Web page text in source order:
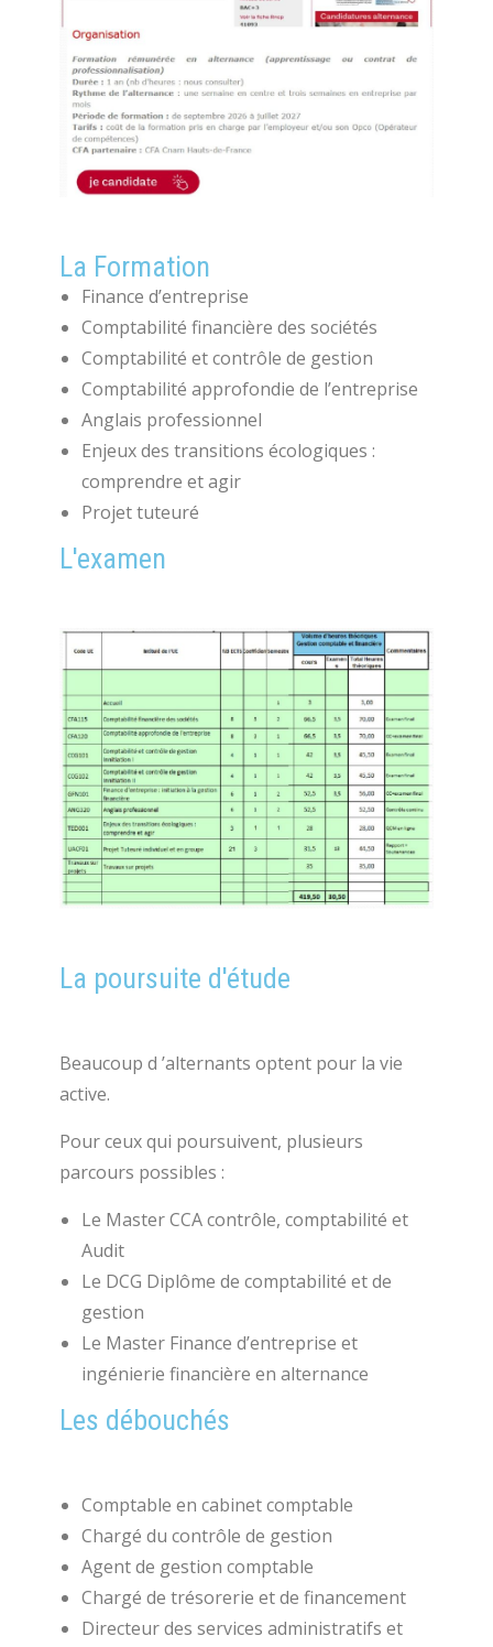
La Formation
Finance d’entreprise
Comptabilité financière des sociétés
Comptabilité et contrôle de gestion
Comptabilité approfondie de l’entreprise
Anglais professionnel
Enjeux des transitions écologiques :
comprendre et agir
Projet tuteuré
L'examen
La poursuite d'étude
Beaucoup d ’alternants optent pour la vie
active.
Pour ceux qui poursuivent, plusieurs
parcours possibles :
Le Master CCA contrôle, comptabilité et
Audit
Le DCG Diplôme de comptabilité et de
gestion
Le Master Finance d’entreprise et
ingénierie financière en alternance
Les débouchés
Comptable en cabinet comptable
Chargé du contrôle de gestion
Agent de gestion comptable
Chargé de trésorerie et de financement
Directeur des services administratifs et